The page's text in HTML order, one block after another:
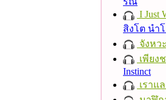
I Just
สิงโต นำ
จังหว
เพียง
Instinct
เราแ